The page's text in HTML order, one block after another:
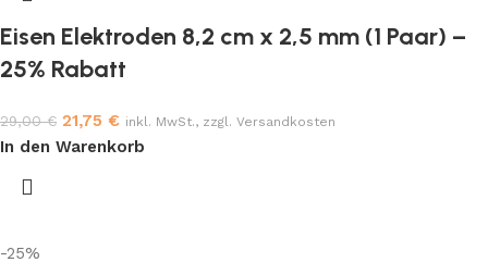
Eisen Elektroden 8,2 cm x 2,5 mm (1 Paar) –
25% Rabatt
29,00€ 21,75 € inkl. MwSt., zzgl. Versandkosten
In den Warenkorb
-25%